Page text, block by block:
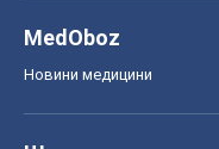
MedOboz
Новини медицини